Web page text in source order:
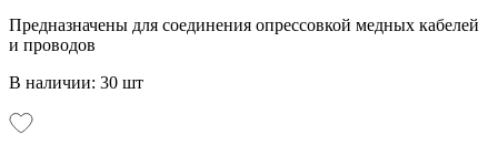
Предназначены для соединения опрессовкой медных кабелей
и проводов
В наличии: 30 шт